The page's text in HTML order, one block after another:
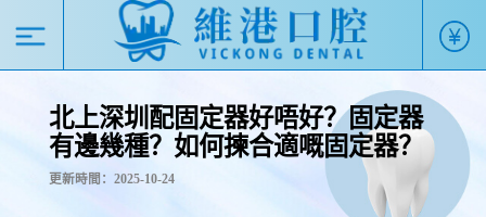
北上深圳配固定器好唔好？固定器
有邊幾種？如何揀合適嘅固定器？
更新時間：2025-10-24